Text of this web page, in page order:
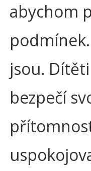
abychom
jsou.
bezpečí